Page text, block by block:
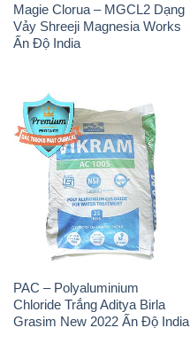
Magie Clorua – MGCL2 Dạng
Vảy Shreeji Magnesia Works
Ấn Độ India
PAC – Polyaluminium
Chloride Trắng Aditya Birla
Grasim New 2022 Ấn Độ India